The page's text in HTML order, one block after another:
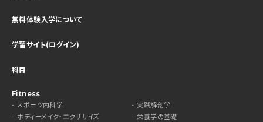
無料体験入学について
学習サイト(ログイン)
科目
Fitness
スポーツ内科学
実践解剖学
ボディーメイク・エクササイズ
栄養学の基礎